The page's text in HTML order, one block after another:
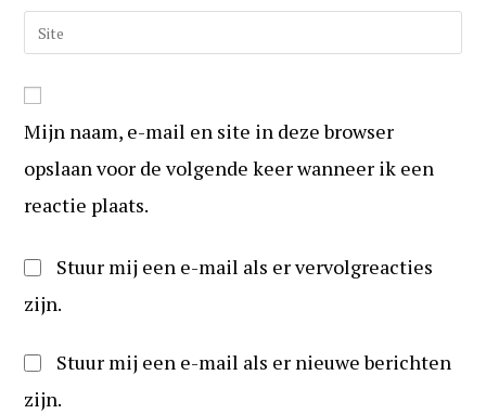
om
e-
mail
om
te
reageren
Vul
uw
URL
in
(optioneel)
Mijn naam, e-mail en site in deze browser
opslaan voor de volgende keer wanneer ik een
reactie plaats.
Stuur mij een e-mail als er vervolgreacties
zijn.
Stuur mij een e-mail als er nieuwe berichten
zijn.